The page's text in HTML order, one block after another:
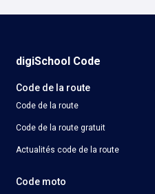
digiSchool Code
Code de la route
Code de la route
Code de la route gratuit
Actualités code de la route
Code moto